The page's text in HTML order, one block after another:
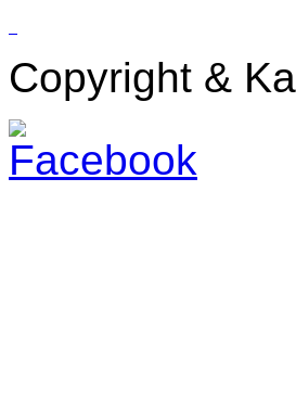
Copyright &